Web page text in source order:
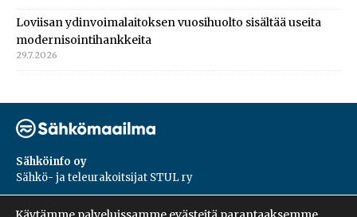
Loviisan ydinvoimalaitoksen vuosihuolto sisältää useita
modernisointihankkeita
29.7.2026
Sähköinfo oy
Sähkö- ja teleurakoitsijat STUL ry
PL 55, 02601, Espoo